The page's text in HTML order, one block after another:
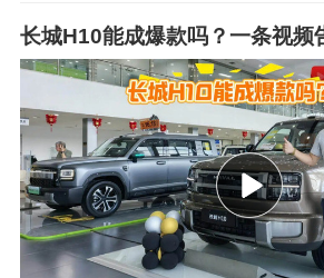
根据众车网口碑评分系统
长城H10能成爆款吗？一条视频